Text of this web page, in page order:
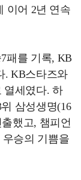
이어 2년 연속
패를 기록, KB
. KB스타즈와
열세였다. 하
삼성생명(16
했고, 챔피언
승의 기쁨을